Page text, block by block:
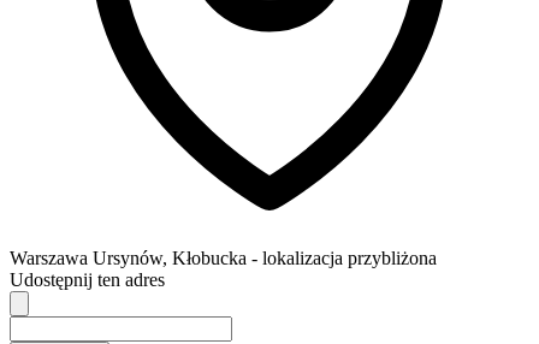
Warszawa Ursynów, Kłobucka - lokalizacja przybliżona
Udostępnij ten adres